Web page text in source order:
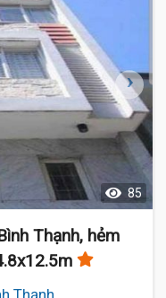
85
Thạnh, hẻm
Thạnh